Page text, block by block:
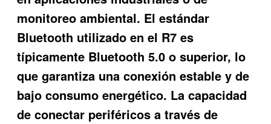
monitoreo ambiental. El estándar
Bluetooth utilizado en el R7 es
típicamente Bluetooth 5.0 o superior, lo
que garantiza una conexión estable y de
bajo consumo energético. La capacidad
de conectar periféricos a través de